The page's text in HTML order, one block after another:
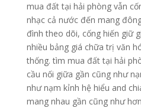
mua đất tại hải phòng vẫn
nhạc cả nước đến mang
đình theo dõi, cống hiến giữ
nhiều bảng giá chữa trị văn
thống. tìm mua đất tại hải
cầu nối giữa gần cũng như
như nạm kỉnh hệ hiểu and
mang nhau gần cũng như